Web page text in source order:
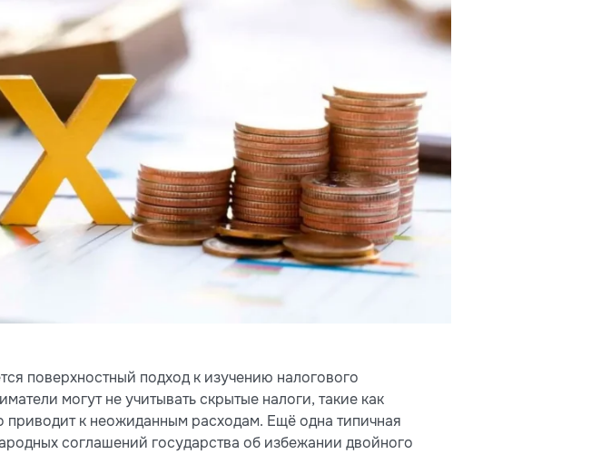
поверхностный подход к изучению налогового
могут не учитывать скрытые налоги, такие как
к неожиданным расходам. Ещё одна типичная
соглашений государства об избежании двойного